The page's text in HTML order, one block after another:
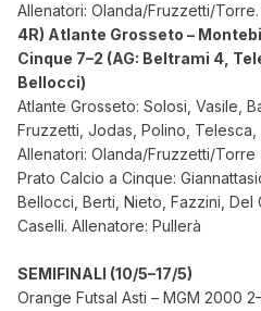
Allenatori: Olanda/Fruzzetti/Torre.
4R) Atlante Grosseto –
Cinque 7–2 (AG: Beltrami 4,
Bellocci)
Atlante Grosseto: Solosi, Vasile,
Fruzzetti, Jodas, Polino, Telesca,
Allenatori: Olanda/Fruzzetti/Torre
Prato Calcio a Cinque:
Bellocci, Berti, Nieto, Fazzini, Del
Caselli. Allenatore: Pullerà
SEMIFINALI (10/5–17/5)
Orange Futsal Asti – MGM 2000